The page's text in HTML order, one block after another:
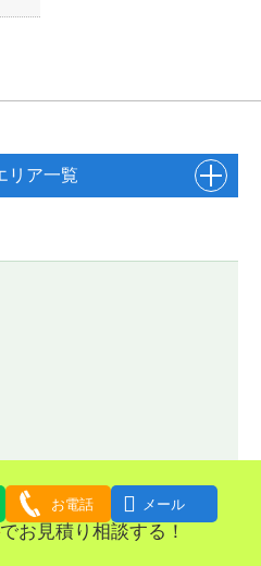
リア一覧
お電話  メール
でお見積り相談する！